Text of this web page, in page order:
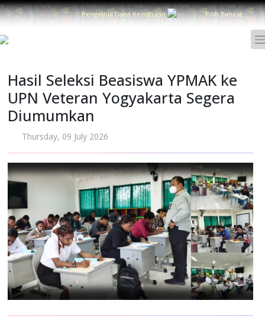
Pengelola Dana Kemitraan Pilih Bahasa :
Hasil Seleksi Beasiswa YPMAK ke
UPN Veteran Yogyakarta Segera
Diumumkan
Thursday, 09 July 2026